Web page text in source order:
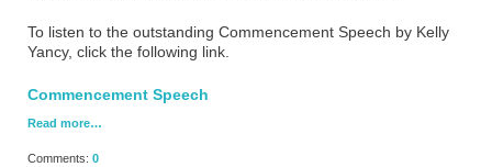
To listen to the outstanding Commencement Speech by Kelly
Yancy, click the following link.
Commencement Speech
Read more…
Comments: 0